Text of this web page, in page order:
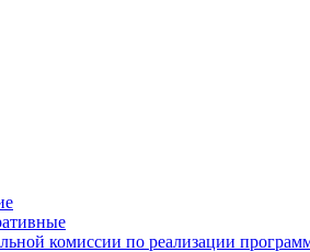
комиссии по реализации